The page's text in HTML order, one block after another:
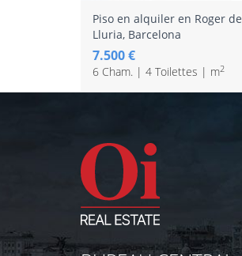
Piso en alquiler en Roger de
Lluria, Barcelona
7.500 €
6 Cham. | 4 Toilettes | m2